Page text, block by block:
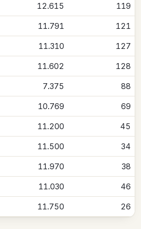
12.615 119
11.791 121
11.310 127
11.602 128
7.375 88
10.769 69
11.200 45
11.500 34
11.970 38
11.030 46
11.750 26